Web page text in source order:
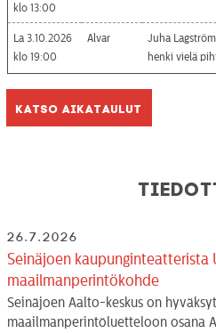
13:00
La 3.10.2026
19:00
Alvar
Juha
henki vielä
Katso aikataulut
26.7.2026
Seinäjoen kaupunginteatterista
maailmanperintökohde
Seinäjoen Aalto-keskus on
maailmanperintöluetteloon osana